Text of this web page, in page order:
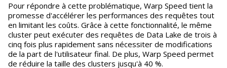
Pour répondre à cette problématique, Warp Speed tient la
promesse d'accélérer les performances des requêtes tout
en limitant les coûts. Grâce à cette fonctionnalité, le même
cluster peut exécuter des requêtes de Data Lake de trois à
cinq fois plus rapidement sans nécessiter de modifications
de la part de l'utilisateur final. De plus, Warp Speed permet
de réduire la taille des clusters jusqu'à 40 %.